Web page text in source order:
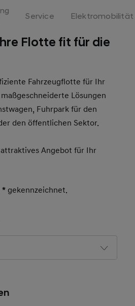
Service
Elektromobilität
Flotte fit für die
Fahrzeugflotte für Ihr
Lösungen
Fuhrpark für den
den öffentlichen Sektor.
Angebot für Ihr
* gekennzeichnet.